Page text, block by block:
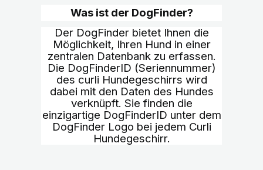
Was ist der DogFinder?
Der DogFinder bietet Ihnen die
Möglichkeit, Ihren Hund in einer
zentralen Datenbank zu erfassen.
Die DogFinderID (Seriennummer)
des curli Hundegeschirrs wird
dabei mit den Daten des Hundes
verknüpft. Sie finden die
einzigartige DogFinderID unter dem
DogFinder Logo bei jedem Curli
Hundegeschirr.